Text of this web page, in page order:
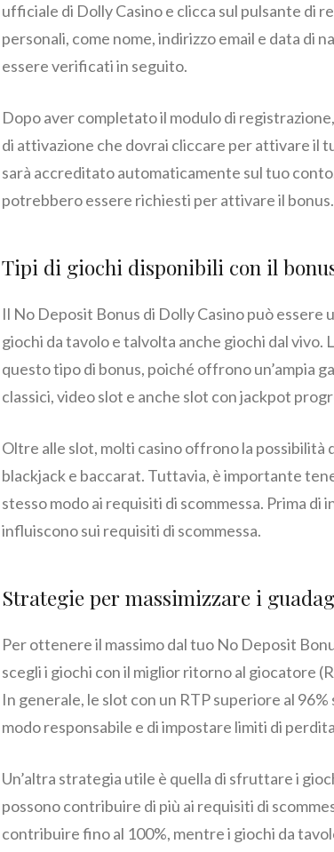
ufficiale di Dolly Casino e clicca sul pulsante di
personali, come nome, indirizzo email e data di
essere verificati in seguito.
Dopo aver completato il modulo di
di attivazione che dovrai cliccare per attivare il
sarà accreditato automaticamente sul tuo
potrebbero essere richiesti per attivare il bonus.
Tipi di giochi disponibili con il
Il No Deposit Bonus di Dolly Casino può essere
giochi da tavolo e talvolta anche giochi dal
questo tipo di bonus, poiché offrono un’ampia
classici, video slot e anche slot con jackpot
Oltre alle slot, molti casino offrono la possibilità
blackjack e baccarat. Tuttavia, è importante
stesso modo ai requisiti di scommessa. Prima
influiscono sui requisiti di scommessa.
Strategie per massimizzare i
Per ottenere il massimo dal tuo No Deposit
scegli i giochi con il miglior ritorno al giocatore
In generale, le slot con un RTP superiore al
modo responsabile e di impostare limiti di
Un’altra strategia utile è quella di sfruttare i
possono contribuire di più ai requisiti di
contribuire fino al 100%, mentre i giochi da